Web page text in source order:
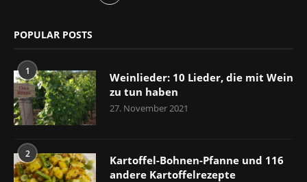
POPULAR POSTS
1
Weinlieder: 10 Lieder, die mit Wein
zu tun haben
27. November 2021
2
Kartoffel-Bohnen-Pfanne und 116
andere Kartoffelrezepte